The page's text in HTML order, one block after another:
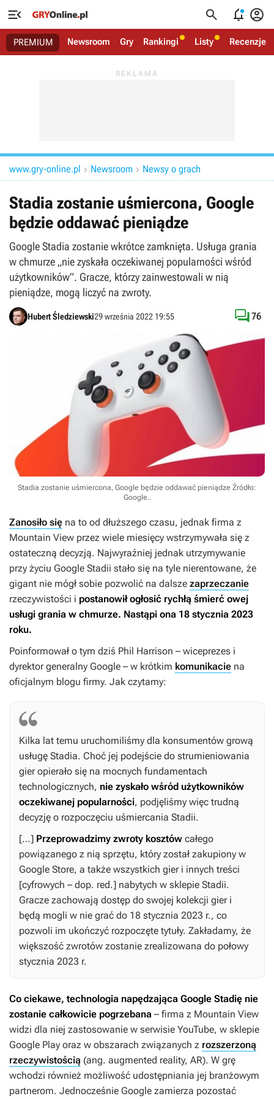
   
PREMIUM Newsroom Gry Rankingi Listy Recenzje
www.gry-online.pl  Newsroom  Newsy o grach
Stadia zostanie uśmiercona, Google
będzie oddawać pieniądze
Google Stadia zostanie wkrótce zamknięta. Usługa grania
w chmurze „nie zyskała oczekiwanej popularności wśród
użytkowników”. Gracze, którzy zainwestowali w nią
pieniądze, mogą liczyć na zwroty.
Hubert Śledziewski29 września 2022 19:55 76
Stadia zostanie uśmiercona, Google będzie oddawać pieniądze Źródło:
Google..
Zanosiło się na to od dłuższego czasu, jednak firma z
Mountain View przez wiele miesięcy wstrzymywała się z
ostateczną decyzją. Najwyraźniej jednak utrzymywanie
przy życiu Google Stadii stało się na tyle nierentowane, że
gigant nie mógł sobie pozwolić na dalsze zaprzeczanie
rzeczywistości i postanowił ogłosić rychłą śmierć owej
usługi grania w chmurze. Nastąpi ona 18 stycznia 2023
roku.
Poinformował o tym dziś Phil Harrison – wiceprezes i
dyrektor generalny Google – w krótkim komunikacie na
oficjalnym blogu firmy. Jak czytamy:
Kilka lat temu uruchomiliśmy dla konsumentów grową
usługę Stadia. Choć jej podejście do strumieniowania
gier opierało się na mocnych fundamentach
technologicznych, nie zyskało wśród użytkowników
oczekiwanej popularności, podjęliśmy więc trudną
decyzję o rozpoczęciu uśmiercania Stadii.
[…] Przeprowadzimy zwroty kosztów całego
powiązanego z nią sprzętu, który został zakupiony w
Google Store, a także wszystkich gier i innych treści
[cyfrowych – dop. red.] nabytych w sklepie Stadii.
Gracze zachowają dostęp do swojej kolekcji gier i
będą mogli w nie grać do 18 stycznia 2023 r., co
pozwoli im ukończyć rozpoczęte tytuły. Zakładamy, że
większość zwrotów zostanie zrealizowana do połowy
stycznia 2023 r.
Co ciekawe, technologia napędzająca Google Stadię nie
zostanie całkowicie pogrzebana – firma z Mountain View
widzi dla niej zastosowanie w serwisie YouTube, w sklepie
Google Play oraz w obszarach związanych z rozszerzoną
rzeczywistością (ang. augmented reality, AR). W grę
wchodzi również możliwość udostępniania jej branżowym
partnerom. Jednocześnie Google zamierza pozostać